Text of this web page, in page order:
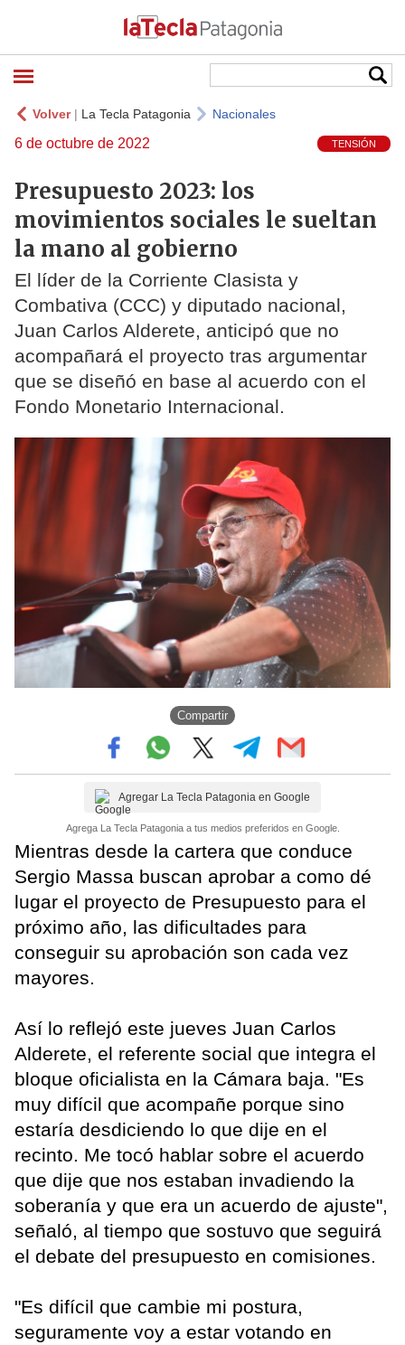
Volver| La Tecla Patagonia Nacionales
6 de octubre de 2022 TENSIÓN
Presupuesto 2023: los
movimientos sociales le sueltan
la mano al gobierno
El líder de la Corriente Clasista y
Combativa (CCC) y diputado nacional,
Juan Carlos Alderete, anticipó que no
acompañará el proyecto tras argumentar
que se diseñó en base al acuerdo con el
Fondo Monetario Internacional.
Compartir
Agregar La Tecla Patagonia en Google
Agrega La Tecla Patagonia a tus medios preferidos en Google.
Mientras desde la cartera que conduce
Sergio Massa buscan aprobar a como dé
lugar el proyecto de Presupuesto para el
próximo año, las dificultades para
conseguir su aprobación son cada vez
mayores.
Así lo reflejó este jueves Juan Carlos
Alderete, el referente social que integra el
bloque oficialista en la Cámara baja. "Es
muy difícil que acompañe porque sino
estaría desdiciendo lo que dije en el
recinto. Me tocó hablar sobre el acuerdo
que dije que nos estaban invadiendo la
soberanía y que era un acuerdo de ajuste",
señaló, al tiempo que sostuvo que seguirá
el debate del presupuesto en comisiones.
"Es difícil que cambie mi postura,
seguramente voy a estar votando en